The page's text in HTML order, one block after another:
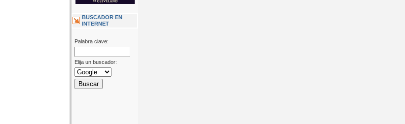
BUSCADOR EN
INTERNET
Palabra clave:
Elija un buscador: